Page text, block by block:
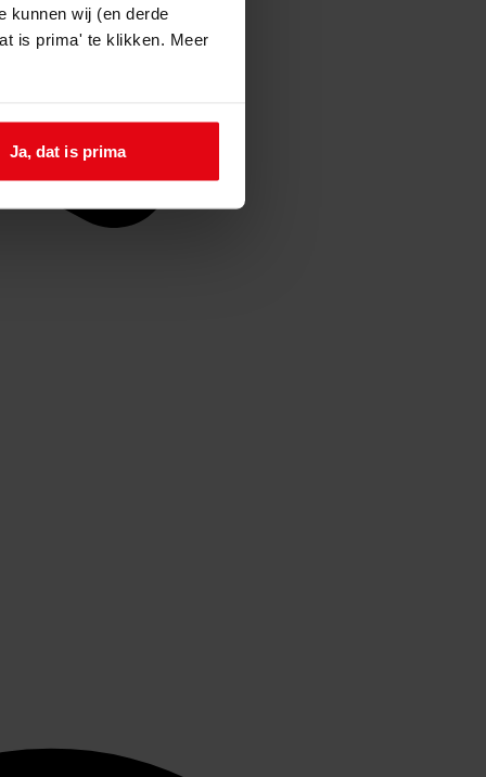
kunnen wij (en derde
is prima' te klikken. Meer
Ja, dat is prima